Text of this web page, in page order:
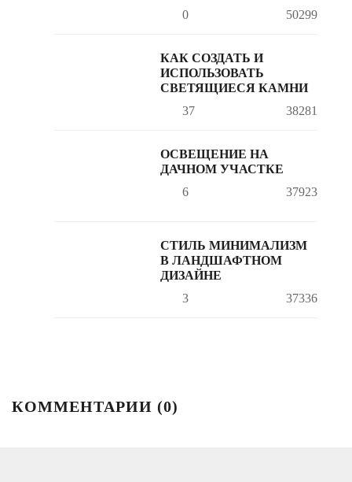
0
50299
КАК СОЗДАТЬ И
ИСПОЛЬЗОВАТЬ
СВЕТЯЩИЕСЯ КАМНИ
37
38281
ОСВЕЩЕНИЕ НА
ДАЧНОМ УЧАСТКЕ
6
37923
СТИЛЬ МИНИМАЛИЗМ
В ЛАНДШАФТНОМ
ДИЗАЙНЕ
3
37336
КОММЕНТАРИИ (0)